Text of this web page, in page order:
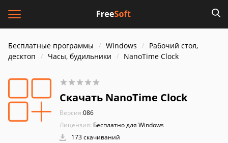
Бесплатные программы Windows
Рабочий стол,
десктоп
Часы, будильники NanoTime Clock
Скачать NanoTime Clock
Версия:086
Лицензия: Бесплатно для Windows
173 скачиваний